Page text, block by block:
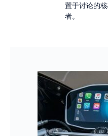
置于讨论的
者。